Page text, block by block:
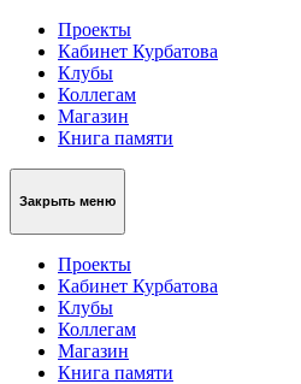
Проекты
Кабинет Курбатова
Клубы
Коллегам
Магазин
Книга памяти
Закрыть меню
Проекты
Кабинет Курбатова
Клубы
Коллегам
Магазин
Книга памяти